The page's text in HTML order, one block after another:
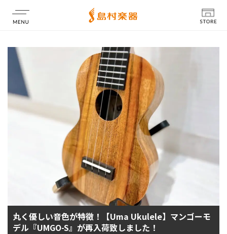
店舗情報
丸く優しい音色が特徴！【Uma Ukulele】マンゴーモ
デル『UMGO-S』が再入荷致しました！